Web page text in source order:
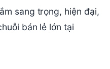
sang trọng, hiện đại,
bán lẻ lớn tại